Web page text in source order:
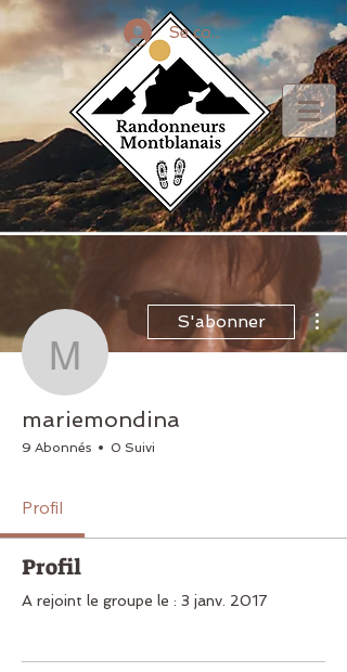
Se connecter
mariemondina
S'abonner
mariemondina
9 Abonnés 0 Suivi
Profil
Profil
A rejoint le groupe le : 3 janv. 2017